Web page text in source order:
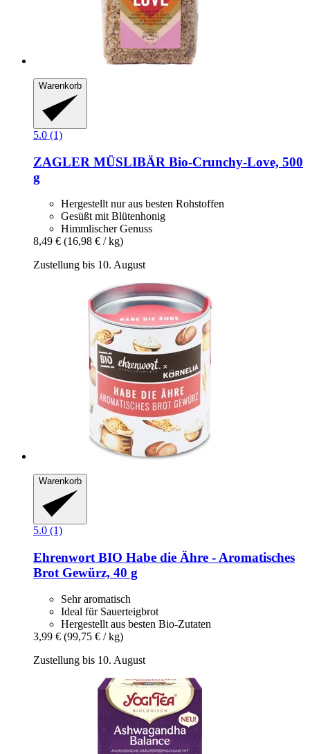
Warenkorb
5.0 (1)
ZAGLER MÜSLIBÄR Bio-​Crunchy-​Love, 500
g
Hergestellt nur aus besten Rohstoffen
Gesüßt mit Blütenhonig
Himmlischer Genuss
8,49 € (16,98 € / kg)
Zustellung bis 10. August
Warenkorb
5.0 (1)
Ehrenwort BIO Habe die Ähre -​ Aromatisches
Brot Gewürz, 40 g
Sehr aromatisch
Ideal für Sauerteigbrot
Hergestellt aus besten Bio-Zutaten
3,99 € (99,75 € / kg)
Zustellung bis 10. August